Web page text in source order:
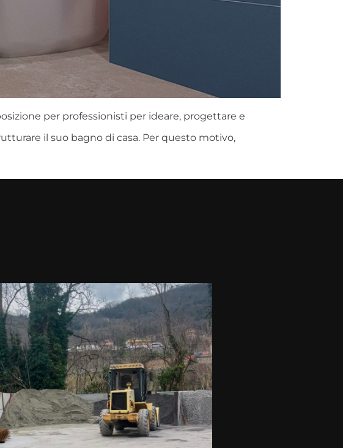
per professionisti per ideare, progettare e
il suo bagno di casa. Per questo motivo,